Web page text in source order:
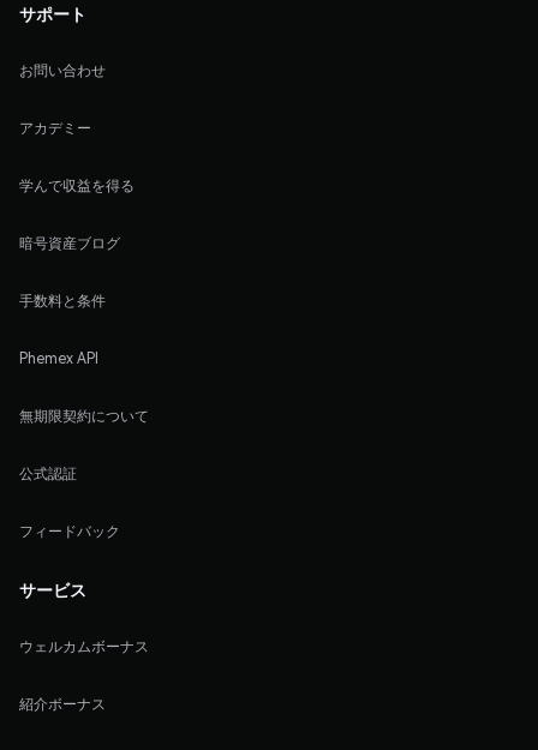
サポート
お問い合わせ
アカデミー
学んで収益を得る
暗号資産ブログ
手数料と条件
Phemex API
無期限契約について
公式認証
フィードバック
サービス
ウェルカムボーナス
紹介ボーナス